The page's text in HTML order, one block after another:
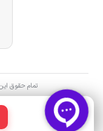
تمام حقوق